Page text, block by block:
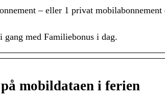
– eller 1 privat
gang med Familiebonus i dag.
mobildataen i ferien